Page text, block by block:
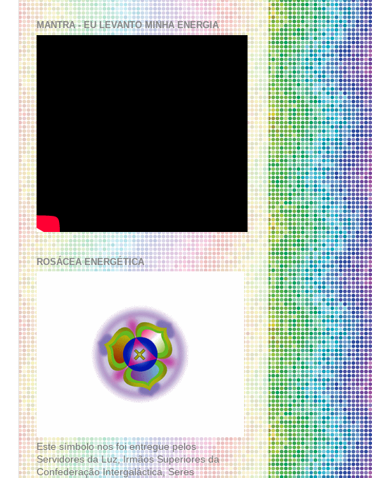
MANTRA - EU LEVANTO MINHA ENERGIA
ROSÁCEA ENERGÉTICA
Este símbolo nos foi entregue pelos
Servidores da Luz, Irmãos Superiores da
Confederação Intergaláctica, Seres